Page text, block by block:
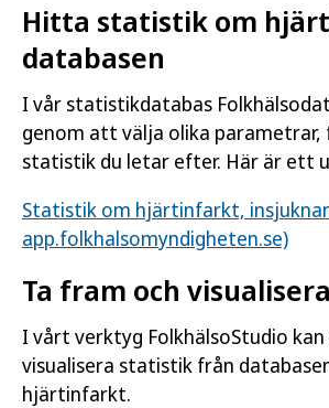
Hitta statistik om
databasen
I vår statistikdatabas
genom att välja olika parametrar,
statistik du letar efter. Här är ett
Statistik om hjärtinfarkt,
app.folkhalsomyndigheten.se)
Ta fram och
I vårt verktyg FolkhälsoStudio kan
visualisera statistik från
hjärtinfarkt.